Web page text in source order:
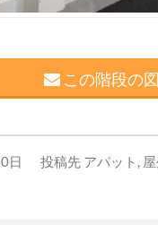
この階段の
日 投稿先 アパット ,